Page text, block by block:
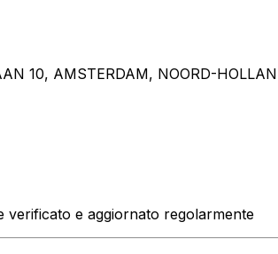
10, AMSTERDAM, NOORD-
verificato e aggiornato regolarmente